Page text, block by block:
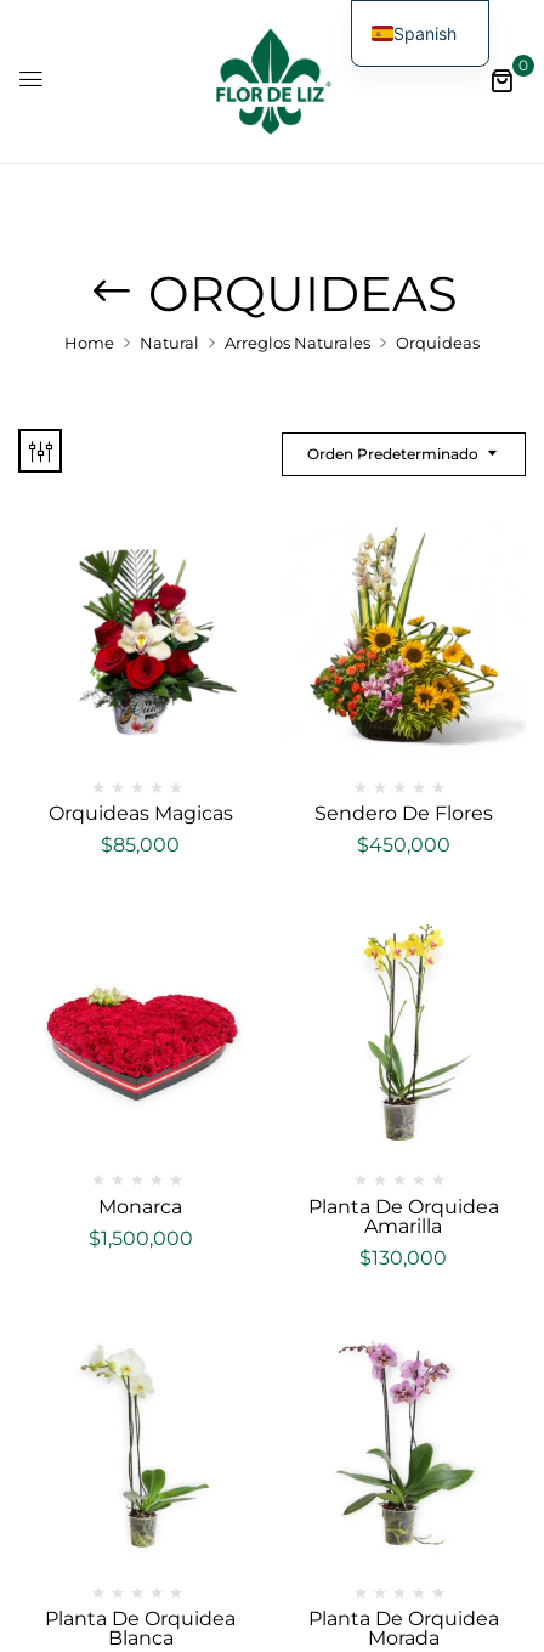
0
ORQUIDEAS
Home Natural Arreglos Naturales Orquideas
Orden Predeterminado
Orquideas Magicas
$85,000
Sendero De Flores
$450,000
Monarca
$1,500,000
Planta De Orquidea
Amarilla
$130,000
Planta De Orquidea
Blanca
Planta De Orquidea
Morada
Spanish